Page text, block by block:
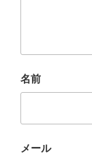
名前
メール